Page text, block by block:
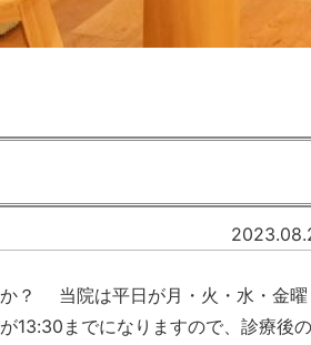
？ 当院は平日が月・火・水・金曜
13:30までになりますので、診療後の